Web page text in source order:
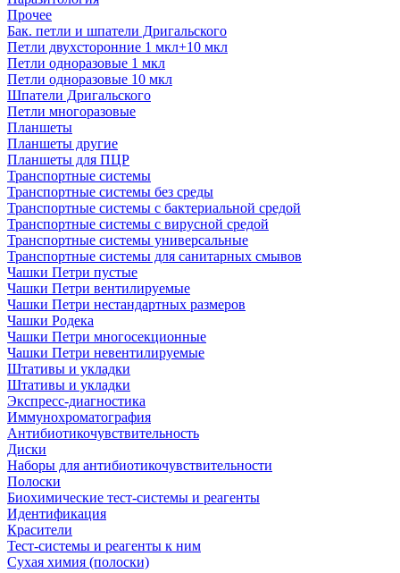
Прочее
Бак. петли и шпатели Дригальского
Петли двухсторонние 1 мкл+10 мкл
Петли одноразовые 1 мкл
Петли одноразовые 10 мкл
Шпатели Дригальского
Петли многоразовые
Планшеты
Планшеты другие
Планшеты для ПЦР
Транспортные системы
Транспортные системы без среды
Транспортные системы с бактериальной средой
Транспортные системы с вирусной средой
Транспортные системы универсальные
Транспортные системы для санитарных смывов
Чашки Петри пустые
Чашки Петри вентилируемые
Чашки Петри нестандартных размеров
Чашки Родека
Чашки Петри многосекционные
Чашки Петри невентилируемые
Штативы и укладки
Штативы и укладки
Экспресс-диагностика
Иммунохроматография
Антибиотикочувствительность
Диски
Наборы для антибиотикочувствительности
Полоски
Биохимические тест-системы и реагенты
Идентификация
Красители
Тест-системы и реагенты к ним
Сухая химия (полоски)